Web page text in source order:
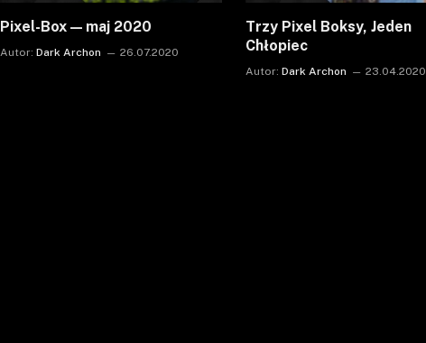
Pixel-Box — maj 2020
Autor: Dark Archon 26.07.2020
Trzy Pixel Boksy, Jeden
Chłopiec
Autor: Dark Archon 23.04.2020